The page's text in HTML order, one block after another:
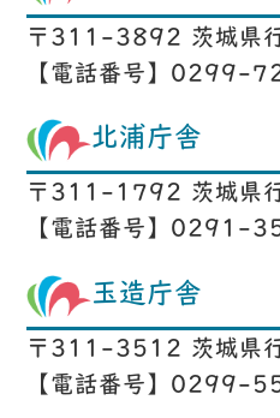
〒311-3892 茨城県
【電話番号】0299-
北浦庁舎
〒311-1792 茨城県
【電話番号】0291-
玉造庁舎
〒311-3512 茨城県
【電話番号】0299-